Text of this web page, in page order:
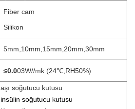
Fiber cam
Silikon
5mm,10mm,15mm,20mm,30mm
≤0.003W//mk (24℃,RH50%)
aşı soğutucu kutusu
insülin soğutucu kutusu